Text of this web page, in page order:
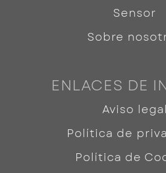
Sensor
Sobre
ENLACES DE
Aviso legal
Política de
Política de